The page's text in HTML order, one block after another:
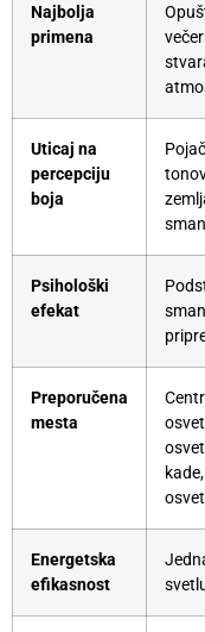
Najbolja
primena
Uticaj na
percepciju
boja
Psihološki
efekat
Preporučena
mesta
Energetska
efikasnost